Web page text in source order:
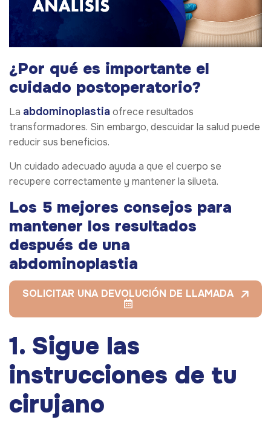
¿Por qué es importante el
cuidado postoperatorio?
La abdominoplastiaofrece resultados
transformadores. Sin embargo, descuidar la salud puede
reducir sus beneficios.
Un cuidado adecuado ayuda a que el cuerpo se
recupere correctamente y mantener la silueta.
Los 5 mejores consejos para
mantener los resultados
después de una
abdominoplastia
SOLICITAR UNA DEVOLUCIÓN DE LLAMADA
1. Sigue las
instrucciones de tu
cirujano